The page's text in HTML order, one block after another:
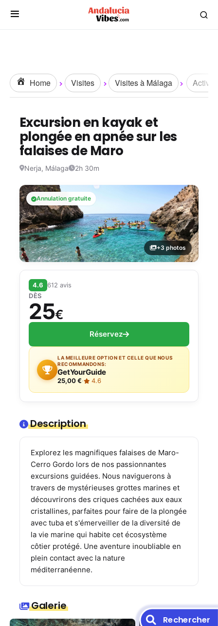
Home Visites Visites à Málaga
Excursion en kayak et
plongée en apnée sur les
falaises de Maro
Nerja, Málaga 2h 30m
Annulation gratuite
+3 photos
4.6
612 avis
DÈS
25€
Réservez
LA MEILLEURE OPTION ET CELLE QUE NOUS
RECOMMANDONS:
GetYourGuide
25,00 €· 4.6
Description
Explorez les magnifiques falaises de Maro-
Cerro Gordo lors de nos passionnantes
excursions guidées. Nous naviguerons à
travers de mystérieuses grottes marines et
découvrirons des criques cachées aux eaux
cristallines, parfaites pour faire de la plongée
avec tuba et s'émerveiller de la diversité de
la vie marine qui habite cet écosystème
côtier protégé. Une aventure inoubliable en
plein contact avec la nature
méditerranéenne.
Galerie
Rechercher